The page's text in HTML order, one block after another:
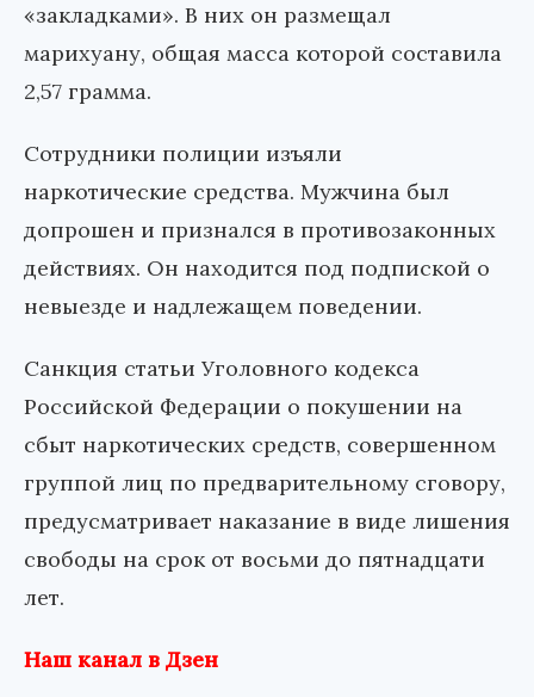
«закладками». В них он размещал
марихуану, общая масса которой составила
2,57 грамма.
Сотрудники полиции изъяли
наркотические средства. Мужчина был
допрошен и признался в противозаконных
действиях. Он находится под подпиской о
невыезде и надлежащем поведении.
Санкция статьи Уголовного кодекса
Российской Федерации о покушении на
сбыт наркотических средств, совершенном
группой лиц по предварительному сговору,
предусматривает наказание в виде лишения
свободы на срок от восьми до пятнадцати
лет.
Наш канал в Дзен